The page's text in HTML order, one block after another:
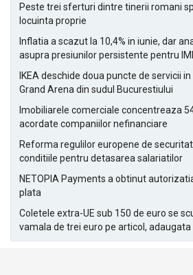
Peste trei sferturi dintre tinerii romani
locuinta proprie
Inflatia a scazut la 10,4% in iunie, dar
asupra presiunilor persistente pentru
IKEA deschide doua puncte de servicii
Grand Arena din sudul Bucurestiului
Imobiliarele comerciale concentreaza
acordate companiilor nefinanciare
Reforma regulilor europene de
conditiile pentru detasarea salariatilor
NETOPIA Payments a obtinut
plata
Coletele extra-UE sub 150 de euro se
vamala de trei euro pe articol,